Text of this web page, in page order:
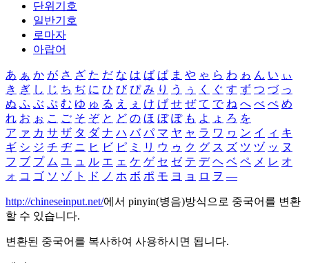
단위기호
일반기호
로마자
아랍어
あ ぁ か が さ ざ た だ な は ば ぱ ま や ゃ ら わ ゎ ん い ぃ
き ぎ し じ ち ぢ に ひ び ぴ み り う ぅ く ぐ す ず つ づ っ
ぬ ふ ぶ ぷ む ゆ ゅ る え ぇ け げ せ ぜ て で ね へ べ ぺ め
れ お ぉ こ ご そ ぞ と ど の ほ ぼ ぽ も よ ょ ろ を
ア ァ カ サ ザ タ ダ ナ ハ バ パ マ ヤ ャ ラ ワ ヮ ン イ ィ キ
ギ シ ジ チ ヂ ニ ヒ ビ ピ ミ リ ウ ゥ ク グ ス ズ ツ ヅ ッ ヌ
フ ブ プ ム ユ ュ ル エ ェ ケ ゲ セ ゼ テ デ ヘ ベ ペ メ レ オ
ォ コ ゴ ソ ゾ ト ド ノ ホ ボ ポ モ ヨ ョ ロ ヲ ―
http://chineseinput.net/에서 pinyin(병음)방식으로 중국어를 변환
할 수 있습니다.
변환된 중국어를 복사하여 사용하시면 됩니다.